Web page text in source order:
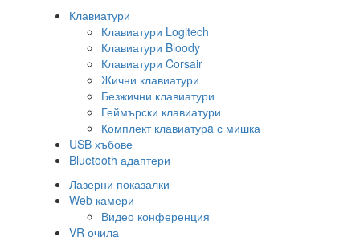
Клавиатури
Клавиатури Logitech
Клавиатури Bloody
Клавиатури Corsair
Жични клавиатури
Безжични клавиатури
Геймърски клавиатури
Комплект клавиатурa с мишка
USB хъбове
Bluetooth адаптери
Лазерни показалки
Web камери
Видео конференция
VR очила